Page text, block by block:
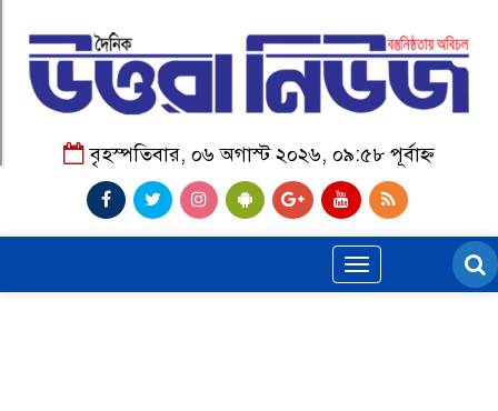
বৃহস্পতিবার, ০৬ অগাস্ট ২০২৬, ০৯:৫৮ পূর্বাহ্ন
Toggle
navigation